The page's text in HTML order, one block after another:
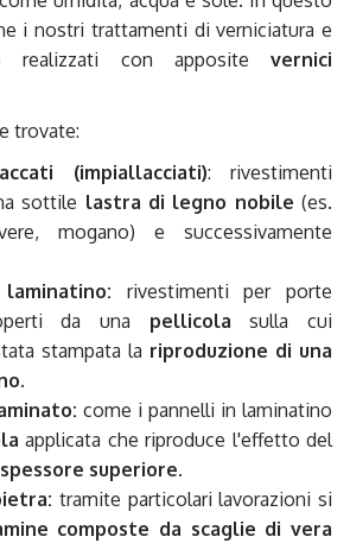
i nostri trattamenti di verniciatura e
realizzati con apposite vernici
trovate:
(impiallacciati): rivestimenti
sottile lastra di legno nobile (es.
mogano) e successivamente
rivestimenti per porte
da una pellicola sulla cui
stampata la riproduzione di una
.
come i pannelli in laminatino
applicata che riproduce l'effetto del
spessore superiore.
tramite particolari lavorazioni si
composte da scaglie di vera